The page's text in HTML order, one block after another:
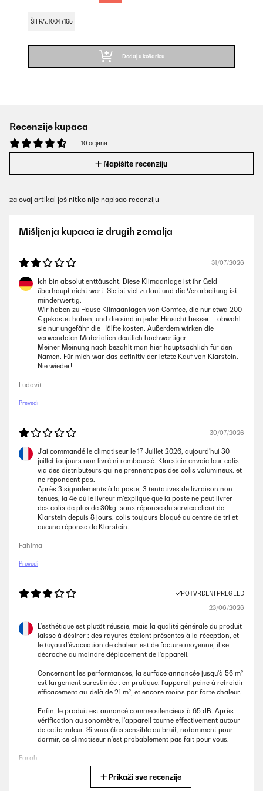
ŠIFRA: 10047165
Dodaj u košaricu
Recenzije kupaca
10 ocjene
Napišite recenziju
za ovaj artikal još nitko nije napisao recenziju
Mišljenja kupaca iz drugih zemalja
31/07/2026
Ich bin absolut enttäuscht. Diese Klimaanlage ist ihr Geld
überhaupt nicht wert! Sie ist viel zu laut und die Verarbeitung ist
minderwertig.
Wir haben zu Hause Klimaanlagen von Comfee, die nur etwa 200
€ gekostet haben, und die sind in jeder Hinsicht besser – obwohl
sie nur ungefähr die Hälfte kosten. Außerdem wirken die
verwendeten Materialien deutlich hochwertiger.
Meiner Meinung nach bezahlt man hier hauptsächlich für den
Namen. Für mich war das definitiv der letzte Kauf von Klarstein.
Nie wieder!
Ludovit
Prevedi
30/07/2026
J'ai commandé le climatiseur le 17 Juillet 2026, aujourd'hui 30
juillet toujours non livré ni remboursé. Klarstein envoie leur colis
via des distributeurs qui ne prennent pas des colis volumineux. et
ne répondent pas.
Après 3 signalements à la poste, 3 tentatives de livraison non
tenues, la 4e où le livreur m'explique que la poste ne peut livrer
des colis de plus de 30kg. sans réponse du service client de
Klarstein depuis 8 jours. colis toujours bloqué au centre de tri et
aucune réponse de Klarstein.
Fahima
Prevedi
POTVRĐENI PREGLED
23/06/2026
L'esthétique est plutôt réussie, mais la qualité générale du produit
laisse à désirer : des rayures étaient présentes à la réception, et
le tuyau d'évacuation de chaleur est de facture moyenne, il se
décroche au moindre déplacement de l'appareil.
Concernant les performances, la surface annoncée jusqu'à 56 m²
est largement surestimée : en pratique, l'appareil peine à refroidir
efficacement au-delà de 21 m², et encore moins par forte chaleur.
Enfin, le produit est annoncé comme silencieux à 65 dB. Après
vérification au sonomètre, l'appareil tourne effectivement autour
de cette valeur. Si vous êtes sensible au bruit, notamment pour
dormir, ce climatiseur n'est probablement pas fait pour vous.
Farah
Prikaži sve recenzije